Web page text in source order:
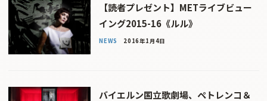
【読者プレゼント】METライブビュー
イング2015-16《ルル》
NEWS 2016年1月4日
バイエルン国立歌劇場、ペトレンコ＆